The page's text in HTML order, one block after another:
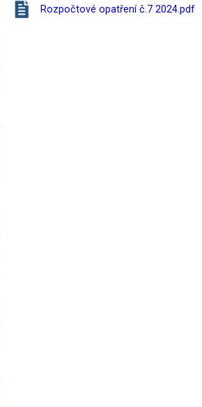
Rozpočtové opatření č.7 2024.pdf